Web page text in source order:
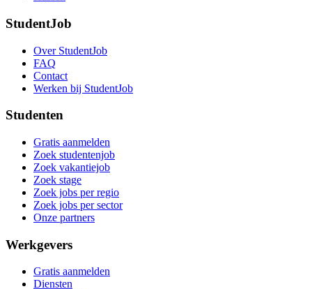
StudentJob
Over StudentJob
FAQ
Contact
Werken bij StudentJob
Studenten
Gratis aanmelden
Zoek studentenjob
Zoek vakantiejob
Zoek stage
Zoek jobs per regio
Zoek jobs per sector
Onze partners
Werkgevers
Gratis aanmelden
Diensten